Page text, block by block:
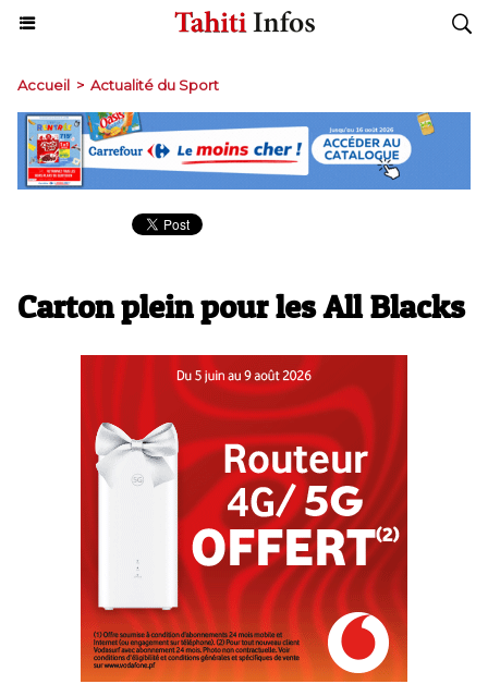
Accueil > Actualité du Sport
Carton plein pour les All Blacks